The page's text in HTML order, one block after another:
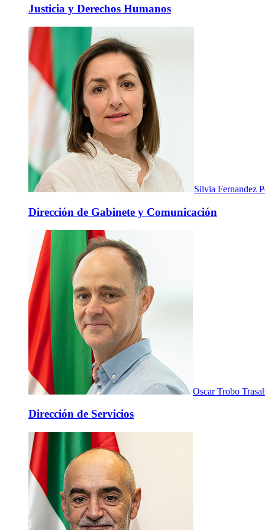
Justicia y Derechos Humanos
Silvia Fernandez
Dirección de Gabinete y Comunicación
Oscar Trobo
Dirección de Servicios